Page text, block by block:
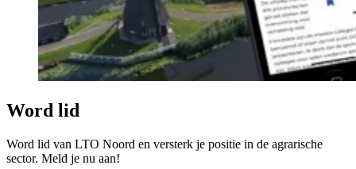
Word lid
Word lid van LTO Noord en versterk je positie in de agrarische
sector. Meld je nu aan!